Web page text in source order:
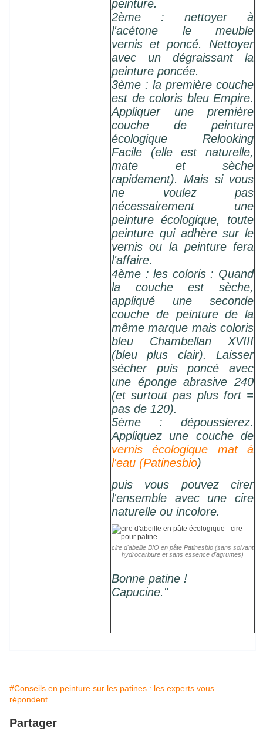
peinture.
2ème : nettoyer à
l'acétone le meuble
vernis et poncé. Nettoyer
avec un dégraissant la
peinture poncée.
3ème : la première couche
est de coloris bleu Empire.
Appliquer une première
couche de peinture
écologique Relooking
Facile (elle est naturelle,
mate et sèche
rapidement). Mais si vous
ne voulez pas
nécessairement une
peinture écologique, toute
peinture qui adhère sur le
vernis ou la peinture fera
l'affaire.
4ème : les coloris : Quand
la couche est sèche,
appliqué une seconde
couche de peinture de la
même marque mais coloris
bleu Chambellan XVIII
(bleu plus clair). Laisser
sécher puis poncé avec
une éponge abrasive 240
(et surtout pas plus fort =
pas de 120).
5ème : dépoussierez.
Appliquez une couche de
vernis écologique mat à
l'eau (Patinesbio)
puis vous pouvez cirer
l'ensemble avec une cire
naturelle ou incolore.
cire d'abeille BIO en pâte Patinesbio (sans solvant
hydrocarbure et sans essence d'agrumes)
Bonne patine !
Capucine."
#Conseils en peinture sur les patines : les experts vous
répondent
Partager